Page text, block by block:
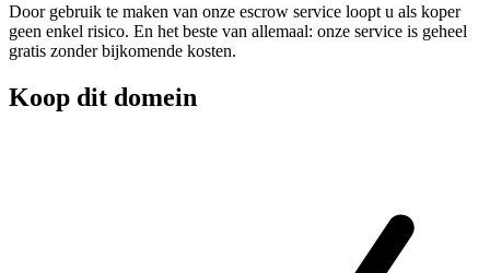
Door gebruik te maken van onze escrow service loopt u als koper
geen enkel risico. En het beste van allemaal: onze service is geheel
gratis zonder bijkomende kosten.
Koop dit domein